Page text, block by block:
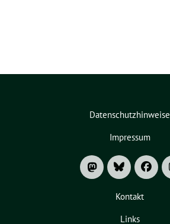
Datenschutzhinweise
Impressum
Kontakt
Links